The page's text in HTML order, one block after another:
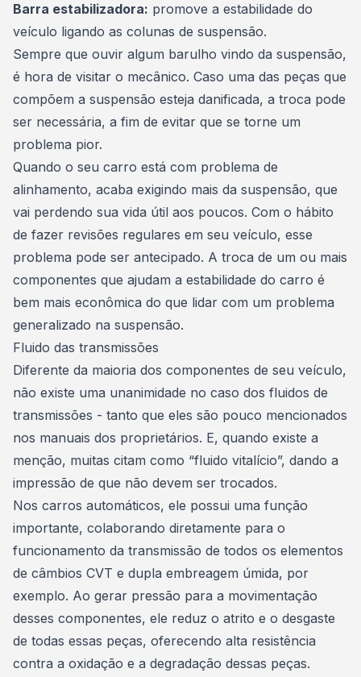
Barra estabilizadora: promove a estabilidade do
veículo ligando as colunas de suspensão.
Sempre que ouvir algum barulho vindo da suspensão,
é hora de visitar o mecânico. Caso uma das peças que
compõem a suspensão esteja danificada, a troca pode
ser necessária, a fim de evitar que se torne um
problema pior.
Quando o seu carro está com problema de
alinhamento, acaba exigindo mais da suspensão, que
vai perdendo sua vida útil aos poucos. Com o hábito
de fazer revisões regulares em seu veículo, esse
problema pode ser antecipado. A troca de um ou mais
componentes que ajudam a estabilidade do carro é
bem mais econômica do que lidar com um problema
generalizado na suspensão.
Fluido das transmissões
Diferente da maioria dos componentes de seu veículo,
não existe uma unanimidade no caso dos fluidos de
transmissões - tanto que eles são pouco mencionados
nos manuais dos proprietários. E, quando existe a
menção, muitas citam como “fluido vitalício”, dando a
impressão de que não devem ser trocados.
Nos carros automáticos, ele possui uma função
importante, colaborando diretamente para o
funcionamento da transmissão de todos os elementos
de câmbios CVT e dupla embreagem úmida, por
exemplo. Ao gerar pressão para a movimentação
desses componentes, ele reduz o atrito e o desgaste
de todas essas peças, oferecendo alta resistência
contra a oxidação e a degradação dessas peças.